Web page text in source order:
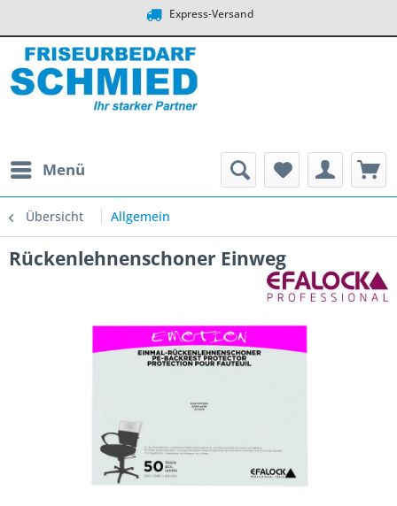
Express-Versand
Menü
Übersicht Allgemein
Rückenlehnenschoner Einweg